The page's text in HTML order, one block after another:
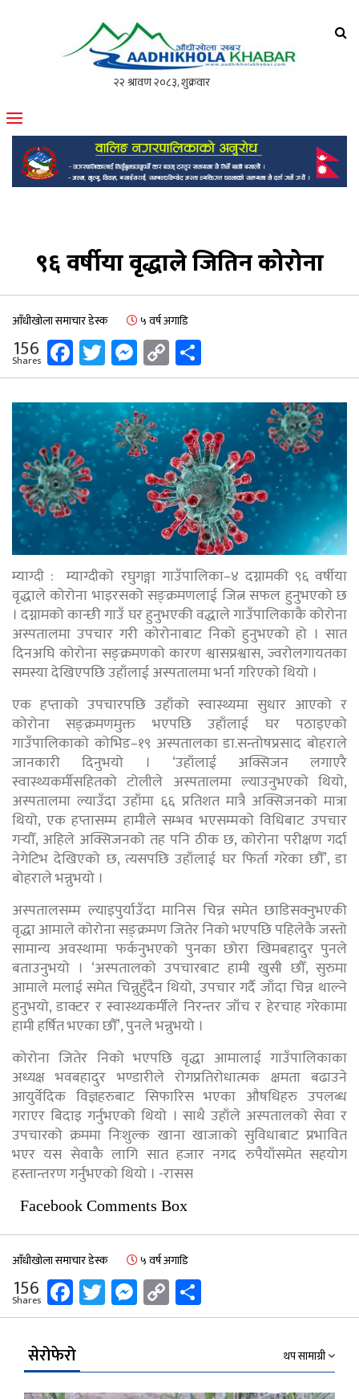
मोफसलकै लोकप्रिय अनलाइन पत्रिका
९६ वर्षीया वृद्धाले जितिन कोरोना
आँधीखोला समाचार डेस्क ५ वर्ष अगाडि
156
Shares Facebook
Twitter
Messenger
Copy
Link
म्याग्दी : म्याग्दीको रघुगङ्गा गाउँपालिका–४ दग्नामकी ९६ वर्षीया
वृद्धाले कोरोना भाइरसको सङ्क्रमणलाई जित्न सफल हुनुभएको छ
। दग्नामको कान्छी गाउँ घर हुनुभएकी वद्धाले गाउँपालिकाकै कोरोना
अस्पतालमा उपचार गरी कोरोनाबाट निको हुनुभएको हो । सात
दिनअघि कोरोना सङ्क्रमणको कारण श्वासप्रश्वास, ज्वरोलगायतका
समस्या देखिएपछि उहाँलाई अस्पतालमा भर्ना गरिएको थियो ।
एक हप्ताको उपचारपछि उहाँको स्वास्थ्यमा सुधार आएको र
कोरोना सङ्क्रमणमुक्त भएपछि उहाँलाई घर पठाइएको
गाउँपालिकाको कोभिड–१९ अस्पतालका डा.सन्तोषप्रसाद बोहराले
जानकारी दिनुभयो । ‘उहाँलाई अक्सिजन लगाएरै
स्वास्थ्यकर्मीसहितको टोलीले अस्पतालमा ल्याउनुभएको थियो,
अस्पतालमा ल्याउँदा उहाँमा ६६ प्रतिशत मात्रै अक्सिजनको मात्रा
थियो, एक हप्तासम्म हामीले सम्भव भएसम्मको विधिबाट उपचार
गर्‍यौँ, अहिले अक्सिजनको तह पनि ठीक छ, कोरोना परीक्षण गर्दा
नेगेटिभ देखिएको छ, त्यसपछि उहाँलाई घर फिर्ता गरेका छौँ’, डा
बोहराले भन्नुभयो ।
अस्पतालसम्म ल्याइपुर्याउँदा मानिस चिन्न समेत छाडिसक्नुभएकी
वृद्धा आमाले कोरोना सङ्क्रमण जितेर निको भएपछि पहिलेकै जस्तो
सामान्य अवस्थामा फर्कनुभएको पुनका छोरा खिमबहादुर पुनले
बताउनुभयो । ‘अस्पतालको उपचारबाट हामी खुसी छौँ, सुरुमा
आमाले मलाई समेत चिन्नुहुँदैन थियो, उपचार गर्दै जाँदा चिन्न थाल्ने
हुनुभयो, डाक्टर र स्वास्थ्यकर्मीले निरन्तर जाँच र हेरचाह गरेकामा
हामी हर्षित भएका छौँ’, पुनले भन्नुभयो ।
कोरोना जितेर निको भएपछि वृद्धा आमालाई गाउँपालिकाका
अध्यक्ष भवबहादुर भण्डारीले रोगप्रतिरोधात्मक क्षमता बढाउने
आयुर्वेदिक विज्ञहरुबाट सिफारिस भएका औषधिहरु उपलब्ध
गराएर बिदाइ गर्नुभएको थियो । साथै उहाँले अस्पतालको सेवा र
उपचारको क्रममा निःशुल्क खाना खाजाको सुविधाबाट प्रभावित
भएर यस सेवाकै लागि सात हजार नगद रुपैयाँसमेत सहयोग
हस्तान्तरण गर्नुभएको थियो । -रासस
Facebook Comments Box
आँधीखोला समाचार डेस्क ५ वर्ष अगाडि
156
Shares Facebook
Twitter
Messenger
Copy
Link
सेरोफेरो थप सामाग्री